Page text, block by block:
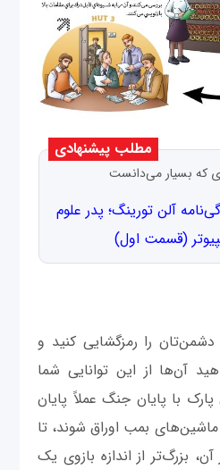
مطلب پیشنهادی
که بسیار می‌دانست
آلن تورینگ؛ پدر علوم
(قسمت اول)
دشمن‌تان را رمزگشایی کنید و
آن‌ها از این توانایی شما
با پایان جنگ عملاً پایان
بمب اوراق شوند، تا
بزرگ‌تر از اندازه بازوی یک